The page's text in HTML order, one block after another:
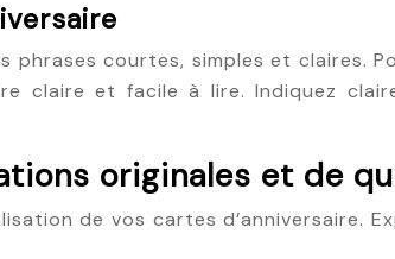
phrases courtes, simples et claires.
claire et facile à lire. Indiquez
originales et de
de vos cartes d’anniversaire.